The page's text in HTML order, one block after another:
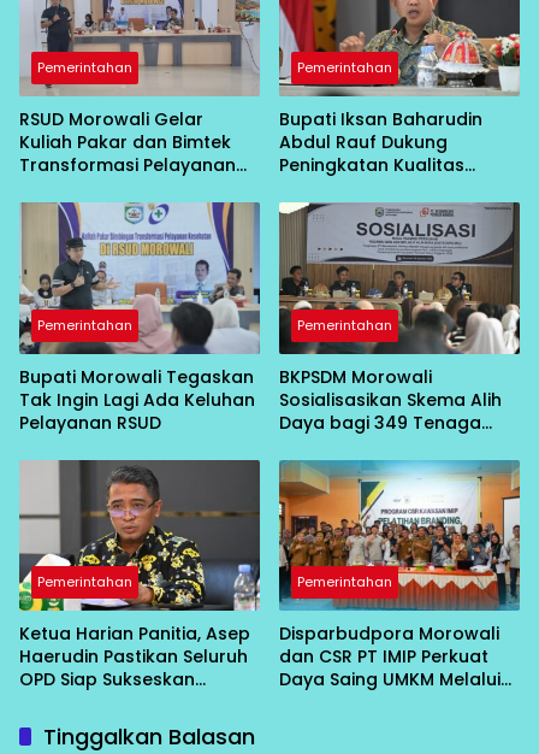
Pemerintahan
RSUD Morowali Gelar
Kuliah Pakar dan Bimtek
Transformasi Pelayanan
Pemerintahan
Bupati Iksan Baharudin
Abdul Rauf Dukung
Peningkatan Kualitas
Morowali
Pemerintahan
Bupati Morowali Tegaskan
Tak Ingin Lagi Ada Keluhan
Pelayanan RSUD
Pemerintahan
BKPSDM Morowali
Sosialisasikan Skema Alih
Daya bagi 349 Tenaga
Pemerintahan
Ketua Harian Panitia, Asep
Haerudin Pastikan Seluruh
OPD Siap Sukseskan
Morowali
Pemerintahan
Disparbudpora Morowali
dan CSR PT IMIP Perkuat
Daya Saing UMKM Melalui
Tinggalkan Balasan